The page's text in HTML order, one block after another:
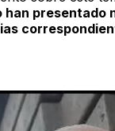
presentado